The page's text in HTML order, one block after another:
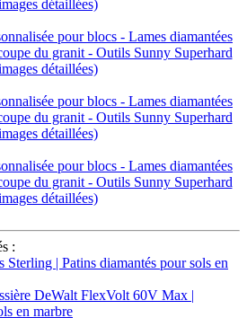
:
Sterling | Patins diamantés pour sols en
DeWalt FlexVolt 60V Max |
en marbre